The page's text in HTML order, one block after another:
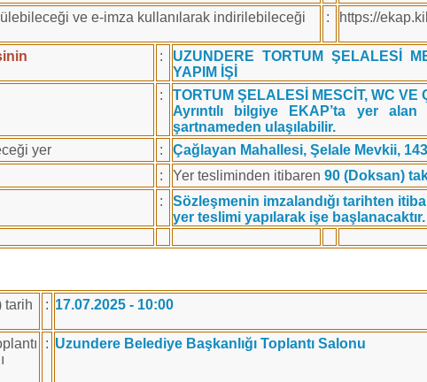
ve e-imza kullanılarak indirilebileceği
: https://
:
UZUNDERE TORTUM ŞELALESİ
YAPIM İŞİ
:
TORTUM ŞELALESİ MESCİT, WC VE
Ayrıntılı bilgiye EKAP’ta yer
şartnameden ulaşılabilir.
yer :
Çağlayan Mahallesi, Şelale Mevkii,
: Yer tesliminden itibaren 90 (Doksan)
:
Sözleşmenin imzalandığı tarihten
yer teslimi yapılarak işe başlanacaktır.
tarih
: 17.07.2025 - 10:00
: Uzundere Belediye Başkanlığı Toplantı Salonu